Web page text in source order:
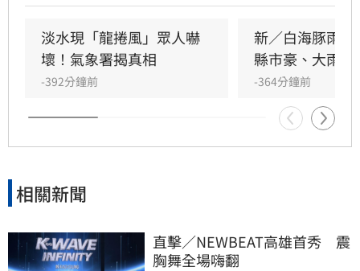
地需嚴防8至11級強陣風。此外，基隆北海岸適
逢大潮，恐有積淹水風險，沿海浪高達4至6米。
提醒民眾非必要勿前往海邊或山區活動，嚴防強
風豪雨威脅，並留意最新氣象資訊以策安全。
淡水現「龍捲風」眾人嚇
壞！氣象署揭真相
-392分鐘前
新／白海豚雨
縣市豪、大雨特
-364分鐘前
相關新聞
直擊／NEWBEAT高雄首秀　震
胸舞全場嗨翻